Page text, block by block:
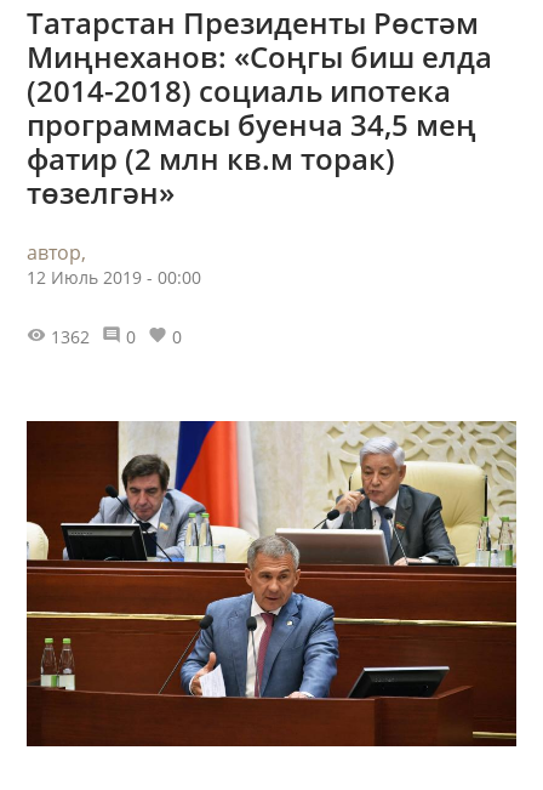
Татарстан Президенты Рөстәм
Миңнеханов: «Соңгы биш елда
(2014-2018) социаль ипотека
программасы буенча 34,5 мең
фатир (2 млн кв.м торак)
төзелгән»
автор,
12 Июль 2019 - 00:00
1362 0 0